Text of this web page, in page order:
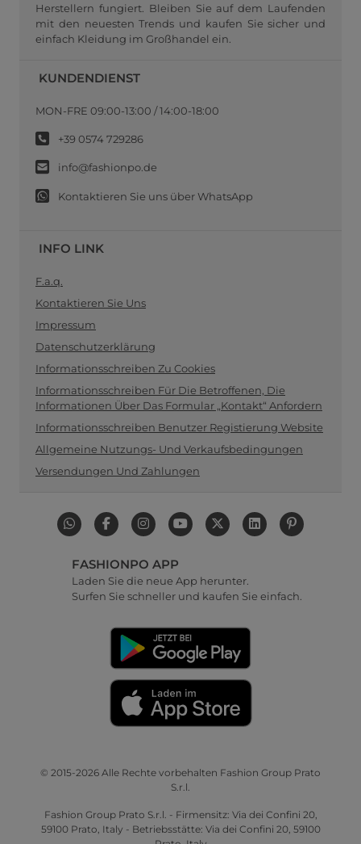
Herstellern fungiert. Bleiben Sie auf dem Laufenden
mit den neuesten Trends und kaufen Sie sicher und
einfach Kleidung im Großhandel ein.
KUNDENDIENST
MON-FRE 09:00-13:00 / 14:00-18:00
+39 0574 729286
info@fashionpo.de
Kontaktieren Sie uns über WhatsApp
INFO LINK
F.a.q.
Kontaktieren Sie Uns
Impressum
Datenschutzerklärung
Informationsschreiben Zu Cookies
Informationsschreiben Für Die Betroffenen, Die
Informationen Über Das Formular „Kontakt“ Anfordern
Informationsschreiben Benutzer Registierung Website
Allgemeine Nutzungs- Und Verkaufsbedingungen
Versendungen Und Zahlungen
FASHIONPO APP
Laden Sie die neue App herunter.
Surfen Sie schneller und kaufen Sie einfach.
© 2015-2026 Alle Rechte vorbehalten Fashion Group Prato
S.r.l.
Fashion Group Prato S.r.l. - Firmensitz: Via dei Confini 20,
59100 Prato, Italy - Betriebsstätte: Via dei Confini 20, 59100